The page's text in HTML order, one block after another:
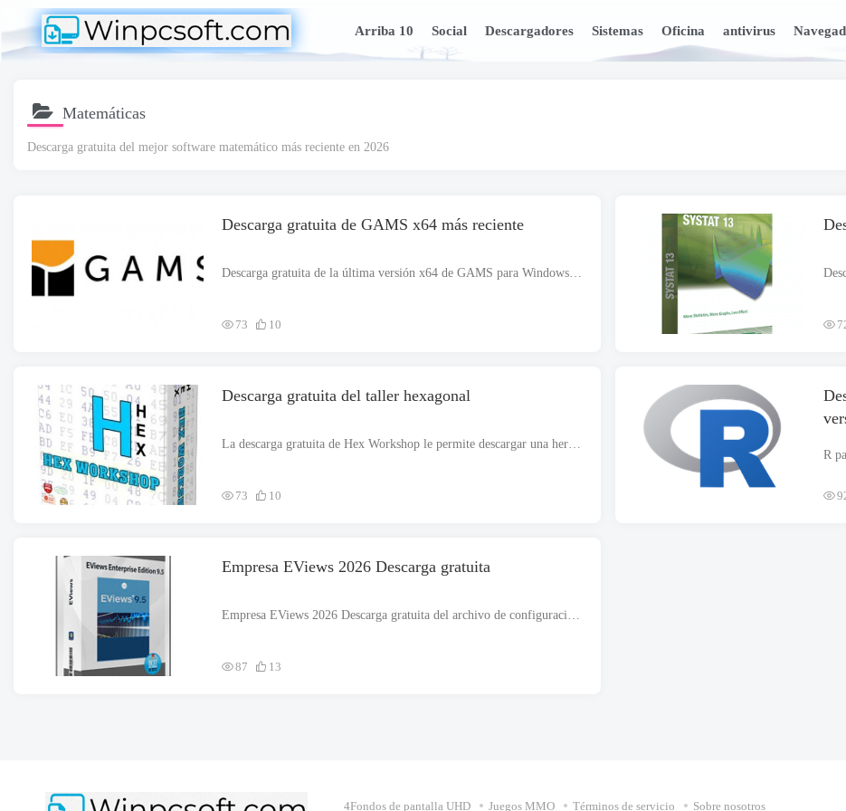
Arriba 10 Social Descargadores Sistemas Oficina antivirus
Matemáticas
Descarga gratuita del mejor software matemático más reciente en 2026
Descarga gratuita de GAMS x64 más reciente
73 10
Descarga gratuita del taller hexagonal
73 10
Empresa EViews 2026 Descarga gratuita
87 13
4Fondos de pantalla UHD Juegos MMO Términos de servicio Sobre nosotros